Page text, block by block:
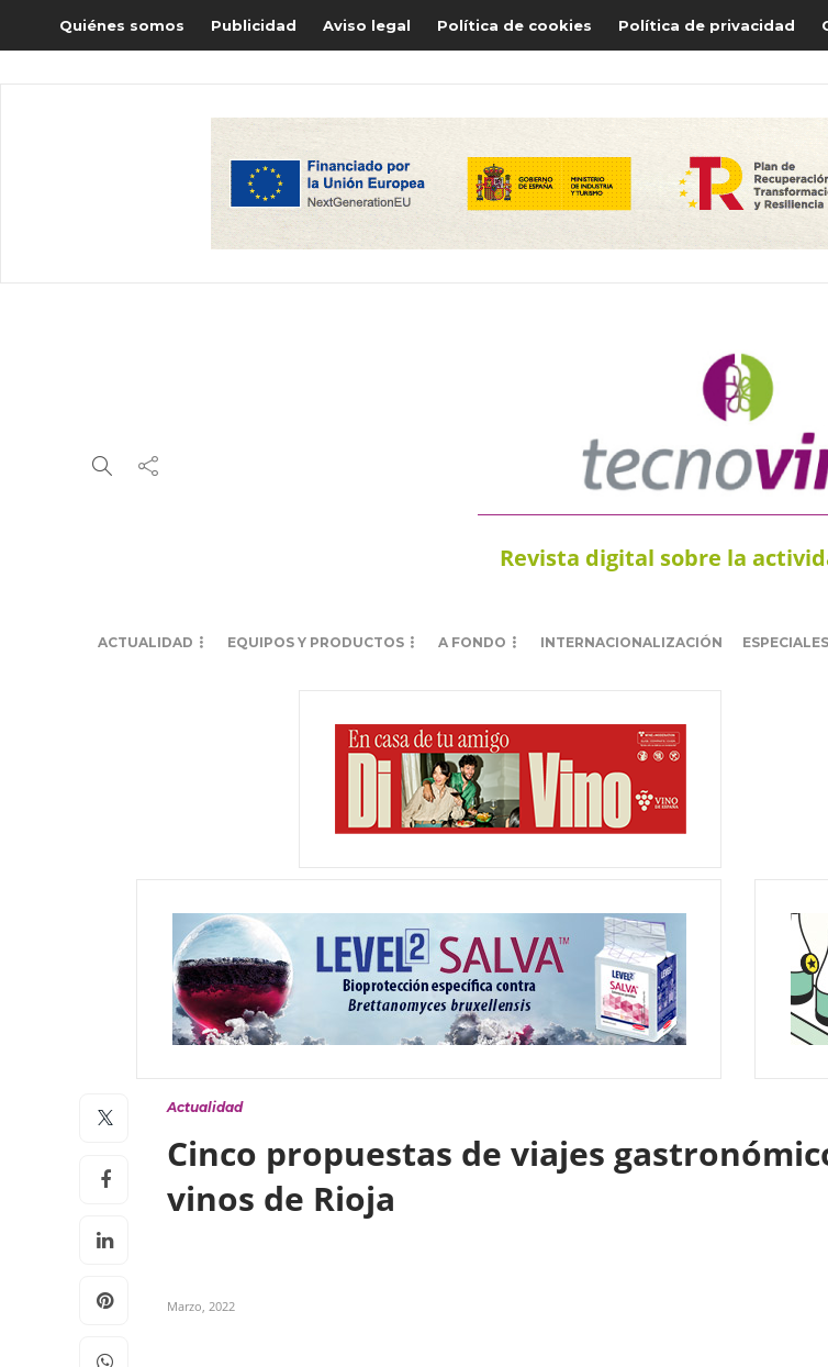
Quiénes somos Publicidad Aviso legal Política de cookies Política de privacidad
Revista digital sobre la
ACTUALIDAD EQUIPOS Y PRODUCTOS A FONDO INTERNACIONALIZACIÓN ESPECIALES
Actualidad
Cinco propuestas de viajes
vinos de Rioja
Marzo, 2022